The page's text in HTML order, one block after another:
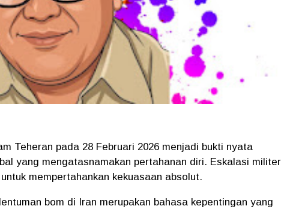
Teheran pada 28 Februari 2026 menjadi bukti nyata
yang mengatasnamakan pertahanan diri. Eskalasi militer
mempertahankan kekuasaan absolut.
bom di Iran merupakan bahasa kepentingan yang